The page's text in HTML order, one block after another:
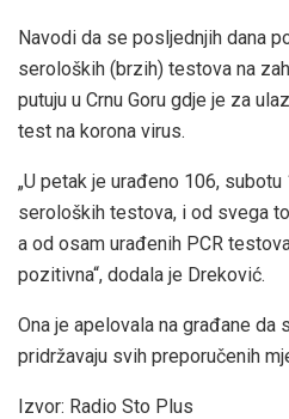
Navodi da se posljednjih dana
seroloških (brzih) testova na
putuju u Crnu Goru gdje je za
test na korona virus.
„U petak je urađeno 106, subotu
seroloških testova, i od svega
a od osam urađenih PCR
pozitivna“, dodala je Dreković.
Ona je apelovala na građane da
pridržavaju svih preporučenih
Izvor: Radio Sto Plus